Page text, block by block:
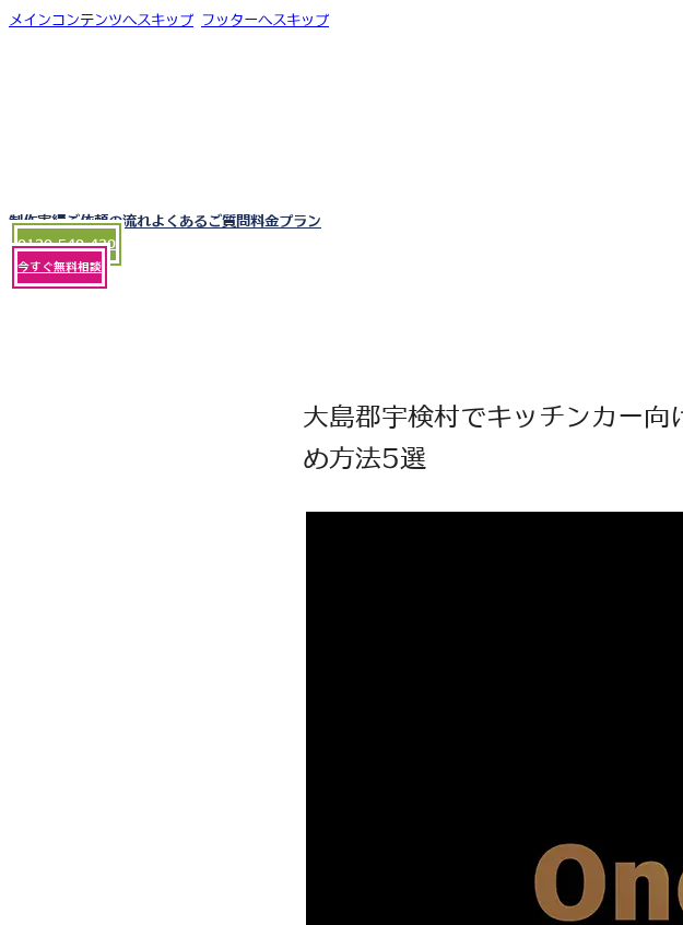
メインコンテンツへスキップ フッターへスキップ
制作実績ご依頼の流れ よくあるご質問料金プラン
0120-540-430
今すぐ無料相談
大島郡宇検村でキッチンカー
め方法5選